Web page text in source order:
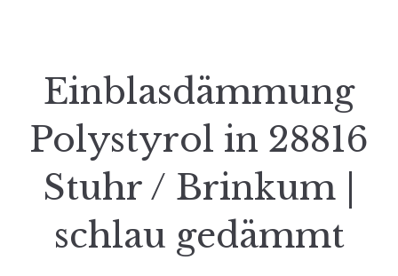
Einblasdämmung
Polystyrol in 28816
Stuhr / Brinkum |
schlau gedämmt